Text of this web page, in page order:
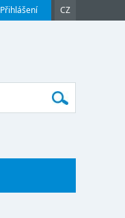
Přihlášení CZ